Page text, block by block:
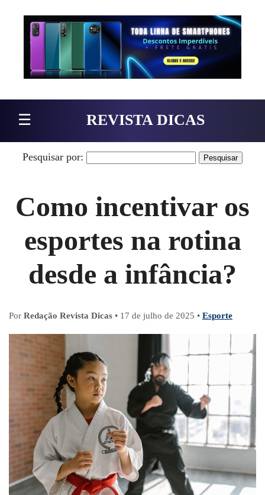
Pular para o conteúdo
☰ REVISTA DICAS
Pesquisar por:
Como incentivar os
esportes na rotina
desde a infância?
Por Redação Revista Dicas • 17 de julho de 2025 • Esporte